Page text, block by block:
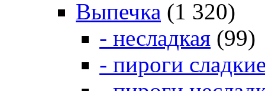
Выпечка (1 320)
- несладкая (99)
- пироги